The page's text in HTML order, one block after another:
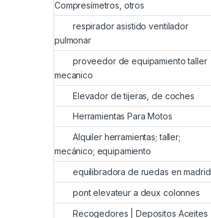
Compresímetros, otros
respirador asistido ventilador
pulmonar
proveedor de equipamiento taller
mecanico
Elevador de tijeras, de coches
Herramientas Para Motos
Alquiler herramientas; taller;
mecánico; equipamiento
equilibradora de ruedas en madrid
pont elevateur a deux colonnes
Recogedores | Depositos Aceites